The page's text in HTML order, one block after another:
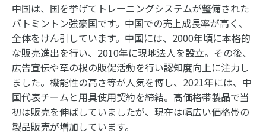
中国は、国を挙げてトレーニングシステムが整備された
バトミントン強豪国です。中国での売上成長率が高く、
全体をけん引しています。中国には、2000年頃に本格的
な販売進出を行い、2010年に現地法人を設立。その後、
広告宣伝や草の根の販促活動を行い認知度向上に注力し
ました。機能性の高さ等が人気を博し、2021年には、中
国代表チームと用具使用契約を締結。高価格帯製品で当
初は販売を伸ばしていましたが、現在は幅広い価格帯の
製品販売が増加しています。